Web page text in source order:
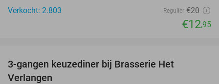
Verkocht: 2.803
Regulier €20
€12,95
3-gangen keuzediner bij Brasserie Het
Verlangen